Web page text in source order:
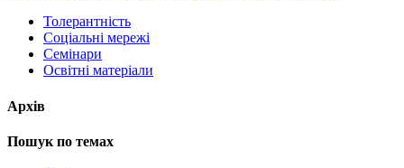
Толерантність
Соціальні мережі
Семінари
Освітні матеріали
Архів
Пошук по темах